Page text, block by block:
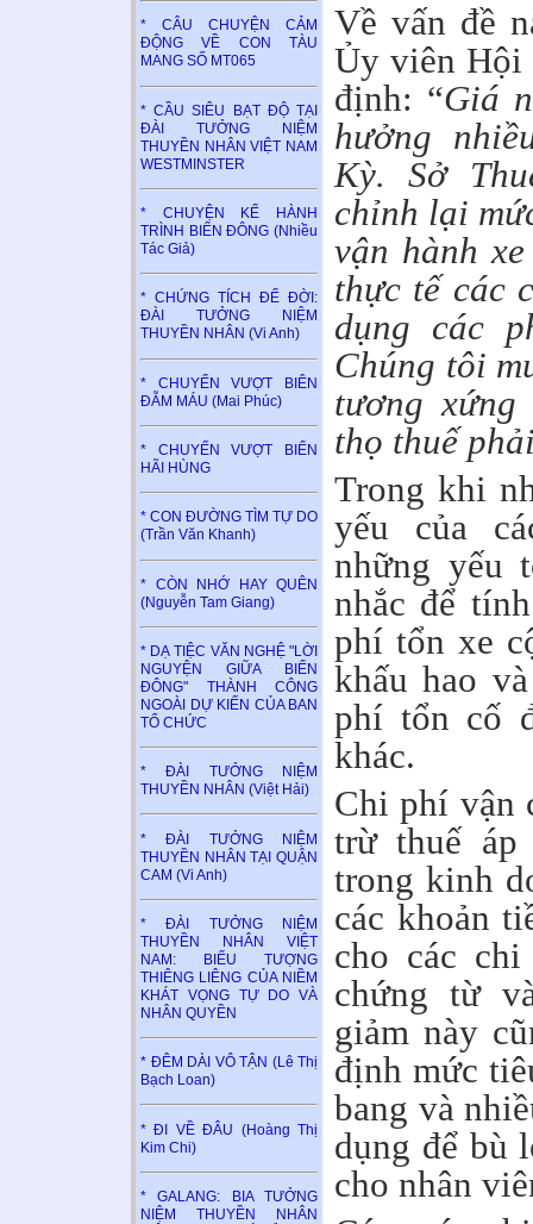
* CÂU CHUYỆN CẢM
ĐỘNG VỀ CON TÀU
MANG SỐ MT065
* CẦU SIÊU BẠT ĐỘ TẠI
ĐÀI TƯỞNG NIỆM
THUYỀN NHÂN VIỆT NAM
WESTMINSTER
* CHUYỆN KỂ HÀNH
TRÌNH BIỂN ĐÔNG (Nhiều
Tác Giả)
* CHỨNG TÍCH ĐỂ ĐỜI:
ĐÀI TƯỞNG NIỆM
THUYỀN NHÂN (Vi Anh)
* CHUYẾN VƯỢT BIÊN
ĐẪM MÁU (Mai Phúc)
* CHUYẾN VƯỢT BIỂN
HÃI HÙNG
* CON ĐƯỜNG TÌM TỰ DO
(Trần Văn Khanh)
* CÒN NHỚ HAY QUÊN
(Nguyễn Tam Giang)
* DẠ TIỆC VĂN NGHỆ "LỜI
NGUYỆN GIỮA BIỂN
ĐÔNG" THÀNH CÔNG
NGOÀI DỰ KIẾN CỦA BAN
TỔ CHỨC
* ĐÀI TƯỞNG NIỆM
THUYỀN NHÂN (Việt Hải)
* ĐÀI TƯỞNG NIỆM
THUYỀN NHÂN TẠI QUẬN
CAM (Vi Anh)
* ĐÀI TƯỞNG NIỆM
THUYỀN NHÂN VIỆT
NAM: BIỂU TƯỢNG
THIÊNG LIÊNG CỦA NIỀM
KHÁT VỌNG TỰ DO VÀ
NHÂN QUYỀN
* ĐÊM DÀI VÔ TẬN (Lê Thị
Bạch Loan)
* ĐI VỀ ĐÂU (Hoàng Thị
Kim Chi)
* GALANG: BIA TƯỞNG
NIỆM THUYỀN NHÂN
Về vấn đề
Ủy viên Hội
định: “Giá
hưởng
Kỳ. Sở
chỉnh lại
vận hành
thực tế các
dụng các
Chúng tôi
tương
thọ thuế
Trong khi
yếu của
những yếu
nhắc để
phí tổn xe
khấu hao
phí tổn cố
khác.
Chi phí vận
trừ thuế áp
trong kinh
các khoản
cho các
chứng từ
giảm này
định mức
bang và
dụng để bù
cho nhân